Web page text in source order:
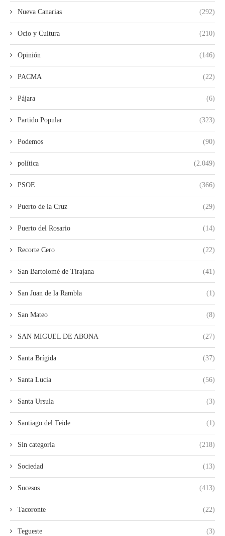
Nueva Canarias (292)
Ocio y Cultura (210)
Opinión (146)
PACMA (22)
Pájara (6)
Partido Popular (323)
Podemos (90)
política (2.049)
PSOE (366)
Puerto de la Cruz (29)
Puerto del Rosario (14)
Recorte Cero (22)
San Bartolomé de Tirajana (41)
San Juan de la Rambla (1)
San Mateo (8)
SAN MIGUEL DE ABONA (27)
Santa Brígida (37)
Santa Lucia (56)
Santa Ursula (3)
Santiago del Teide (1)
Sin categoria (218)
Sociedad (13)
Sucesos (413)
Tacoronte (22)
Tegueste (3)